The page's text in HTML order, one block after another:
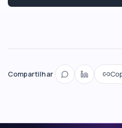
Compartilhar